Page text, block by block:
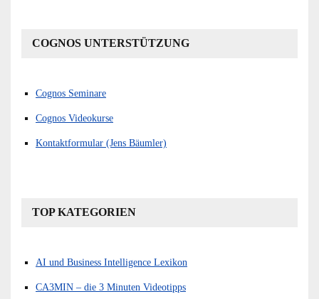
COGNOS UNTERSTÜTZUNG
Cognos Seminare
Cognos Videokurse
Kontaktformular (Jens Bäumler)
TOP KATEGORIEN
AI und Business Intelligence Lexikon
CA3MIN – die 3 Minuten Videotipps